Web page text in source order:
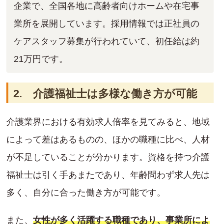
企業で、全国各地に高齢者向けホームや在宅事
業所を展開しています。採用情報では正社員の
ケアスタッフ募集が行われていて、初任給は約
21万円です。
2. 介護福祉士は多様な働き方が可能
介護業界における有効求人倍率を見てみると、地域
によって差はあるものの、ほかの職種に比べ、人材
が不足していることが分かります。資格を持つ介護
福祉士は引く手あまたであり、年齢問わず求人先は
多く、自分に合った働き方が可能です。
また、 女性が多く活躍する職種であり、事業所によ